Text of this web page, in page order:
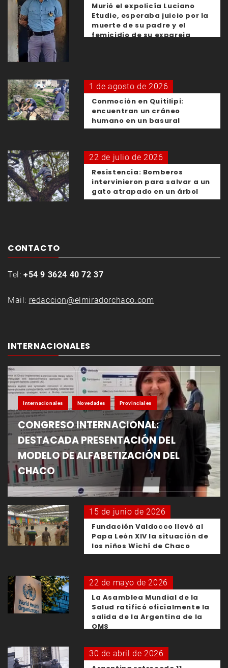
Murió el expolicía Luciano
Etudie, esperaba juicio por la
muerte de su padre y el
femicidio de su expareja
1 de agosto de 2026
Conmoción en Quitilipi:
encuentran un cráneo
humano en un basural
22 de julio de 2026
Resistencia: Bomberos
intervinieron para salvar a un
gato atrapado en un árbol
CONTACTO
Tel: +54 9 3624 40 72 37
Mail: redaccion@elmiradorchaco.com
INTERNACIONALES
Internacionales Novedades Provinciales
CONGRESO INTERNACIONAL:
DESTACADA PRESENTACIÓN DEL
MODELO DE ALFABETIZACIÓN DEL
CHACO
15 de junio de 2026
Fundación Valdocco llevó al
Papa León XIV la situación de
los niños Wichí de Chaco
22 de mayo de 2026
La Asamblea Mundial de la
Salud ratificó oficialmente la
salida de la Argentina de la
OMS
30 de abril de 2026